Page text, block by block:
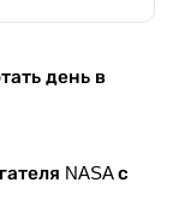
день в
NASA с